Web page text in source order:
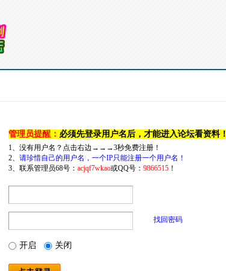
管理员提醒： 必须先登录用户名后，才能进入论坛看资料！
1、没有用户名？点击右边→→→3秒免费注册！
2、 请珍惜自己的用户名，一个IP只能注册一个用户名！
3、联系管理员68号： acjqf7wkao或QQ号： 9866515！
找回密码
开启 关闭